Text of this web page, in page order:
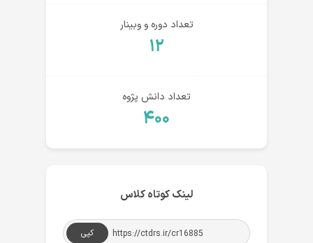
تعداد دوره و وبینار
۱۲
تعداد دانش پژوه
۴۰۰
لینک کوتاه کلاس
کپی